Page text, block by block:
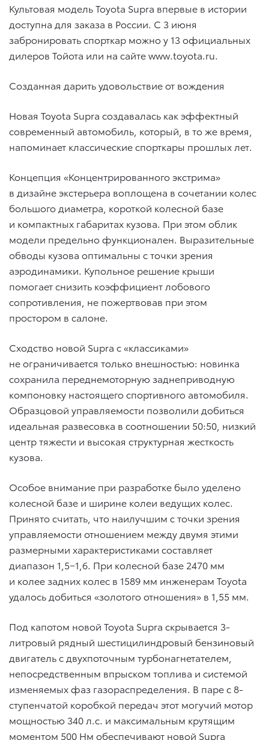
Культовая модель Toyota Supra впервые в истории
доступна для заказа в России. С 3 июня
забронировать спорткар можно у 13 официальных
дилеров Тойота или на сайте www.toyota.ru.
Созданная дарить удовольствие от вождения
Новая Toyota Supra создавалась как эффектный
современный автомобиль, который, в то же время,
напоминает классические спорткары прошлых лет.
Концепция «Концентрированного экстрима»
в дизайне экстерьера воплощена в сочетании колес
большого диаметра, короткой колесной базе
и компактных габаритах кузова. При этом облик
модели предельно функционален. Выразительные
обводы кузова оптимальны с точки зрения
аэродинамики. Купольное решение крыши
помогает снизить коэффициент лобового
сопротивления, не пожертвовав при этом
простором в салоне.
Сходство новой Supra с «классиками»
не ограничивается только внешностью: новинка
сохранила переднемоторную заднеприводную
компоновку настоящего спортивного автомобиля.
Образцовой управляемости позволили добиться
идеальная развесовка в соотношении 50:50, низкий
центр тяжести и высокая структурная жесткость
кузова.
Особое внимание при разработке было уделено
колесной базе и ширине колеи ведущих колес.
Принято считать, что наилучшим с точки зрения
управляемости отношением между двумя этими
размерными характеристиками составляет
диапазон 1,5−1,6. При колесной базе 2470 мм
и колее задних колес в 1589 мм инженерам Toyota
удалось добиться «золотого отношения» в 1,55 мм.
Под капотом новой Toyota Supra скрывается 3-
литровый рядный шестицилиндровый бензиновый
двигатель с двухпоточным турбонагнетателем,
непосредственным впрыском топлива и системой
изменяемых фаз газораспределения. В паре с 8-
ступенчатой коробкой передач этот могучий мотор
мощностью 340 л.с. и максимальным крутящим
моментом 500 Нм обеспечивают новой Supra